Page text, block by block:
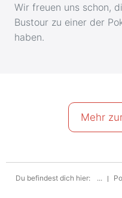
Wir freuen uns schon,
Bustour zu einer der
haben.
Mehr
Du befindest dich hier: ...